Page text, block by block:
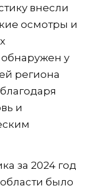
внесли
осмотры и
у
региона
и
за 2024 год
было